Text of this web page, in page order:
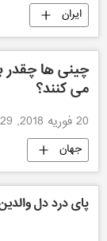
ایران
چینی ها چقدر
می کنند؟
20 فوریه 2018, 20:29
جهان
پای درد دل